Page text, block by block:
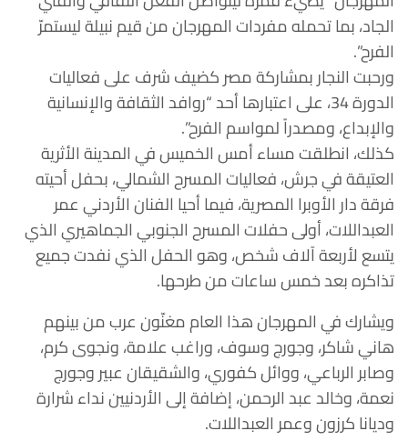
الجاد، بما تحمله مفردات المهرجان من قيم نبيلة ليستمرّ
الفرح”.
ورحبت النجار بمشاركة مصر كضيف شرف على فعاليات
الدورة 34، على اعتبارها أحد “روافد الثقافة والإنسانية
والإبداع، ومصدراً لمواسم الفرح”.
كذلك، انطلقت مساء أمس الخميس في المدينة الأثرية
العتيقة في جرش، فعاليات المسرح الشمالي، بحفل أحيته
فرقة دار الأوبرا المصرية، فيما أحيا الفنان الأردني عمر
العبداللات، أولى حفلات المسرح الجنوبي الجماهيري الذي
يتسع لأربعة آلاف شخص، وهو الحفل الذي نفدت جميع
تذاكره بعد خمس ساعات من طرحها.
ويشارك في المهرجان هذا العام مغنّون عرب من بينهم
هاني شاكر، وجورج وسوف، وراغب علامة، ونجوى كرم،
وصابر الرباعي، ووائل كفوري، والشقيقان عبير وجورج
نعمة، وخالد عبد الرحمن، إضافة إلى الأردنيين نداء شرارة
وديانا كرزون وعمر العبداللات.